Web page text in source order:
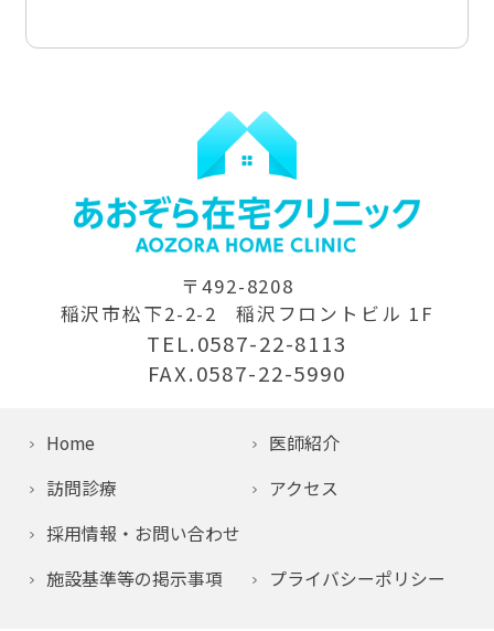
〒492-8208
稲沢市松下2-2-2
稲沢フロントビル 1F
TEL.0587-22-8113
FAX.0587-22-5990
Home
医師紹介
訪問診療
アクセス
採用情報・お問い合わせ
施設基準等の掲示事項
プライバシーポリシー